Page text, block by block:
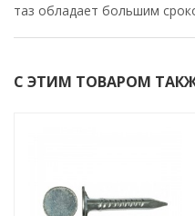
таз обладает большим
С ЭТИМ ТОВАРОМ